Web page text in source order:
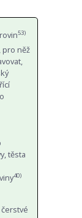
53)
pro něž
těsta
40)
čerstvé